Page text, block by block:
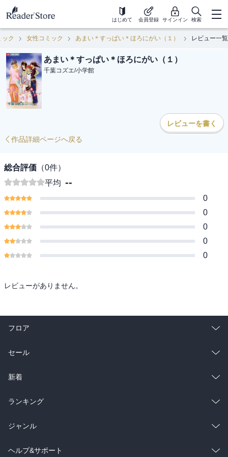
はじめて 会員登録 サインイン 検索
ック 女性コミック あまい＊すっぱい＊ほろにがい（１） レビュー一覧
あまい＊すっぱい＊ほろにがい（１）
千葉コズエ/小学館
レビューを書く
作品詳細ページへ戻る
総合評価 （0件）
平均 --
0
0
0
0
0
レビューがありません。
フロア
総合
ラノベ
雑誌・グラビア
BL・TL
セール
総合
ラノベ
雑誌・グラビア
BL・TL
新着
総合
ラノベ
雑誌・グラビア
ランキング
総合
ラノベ
ジャンル
コミック
ヘルプ&サポート